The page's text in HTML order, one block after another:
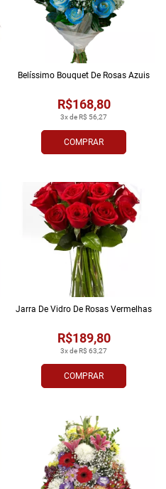
COMPRAR
3x de R$ 56,27
R$168,80
Belíssimo Bouquet De Rosas Azuis
COMPRAR
3x de R$ 63,27
R$189,80
Jarra De Vidro De Rosas Vermelhas